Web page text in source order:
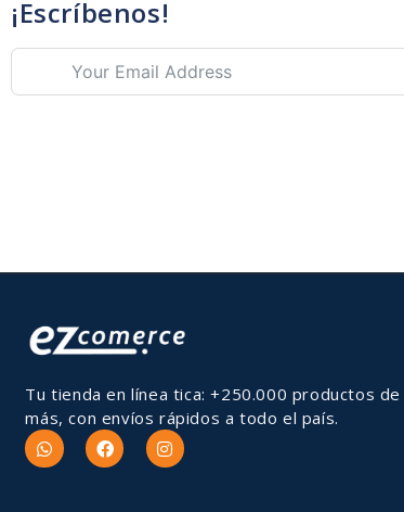
¡Escríbenos!
Tu tienda en línea tica: +250.000 productos
más, con envíos rápidos a todo el país.